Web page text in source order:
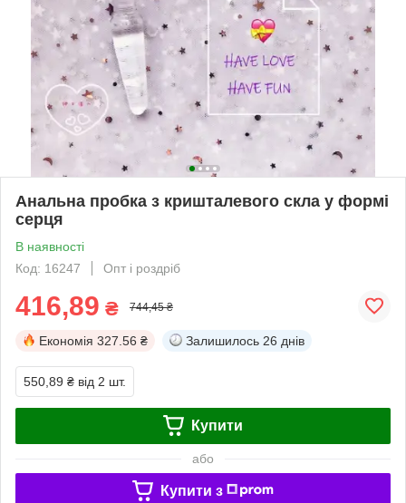
Анальна пробка з кришталевого скла у формі
серця
В наявності
Код: 16247
Опт і роздріб
416,89 ₴ 744,45 ₴
Економія 327.56 ₴ Залишилось 26 днів
550,89 ₴ від 2 шт.
Купити
або
Купити з